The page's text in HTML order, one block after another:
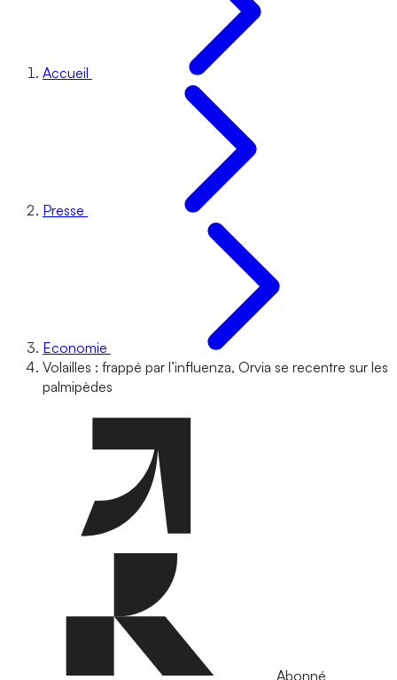
Accueil
Presse
Economie
Volailles : frappé par l’influenza, Orvia se recentre sur les
palmipèdes
Abonné